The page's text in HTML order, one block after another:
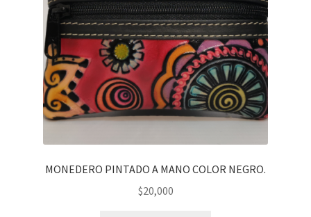
MONEDERO PINTADO A MANO COLOR NEGRO.
$20,000